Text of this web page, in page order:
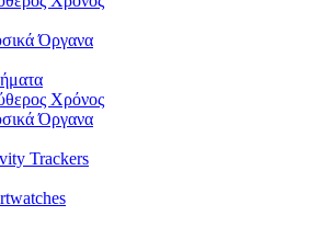
Όργανα
Χρόνος
Όργανα
Trackers